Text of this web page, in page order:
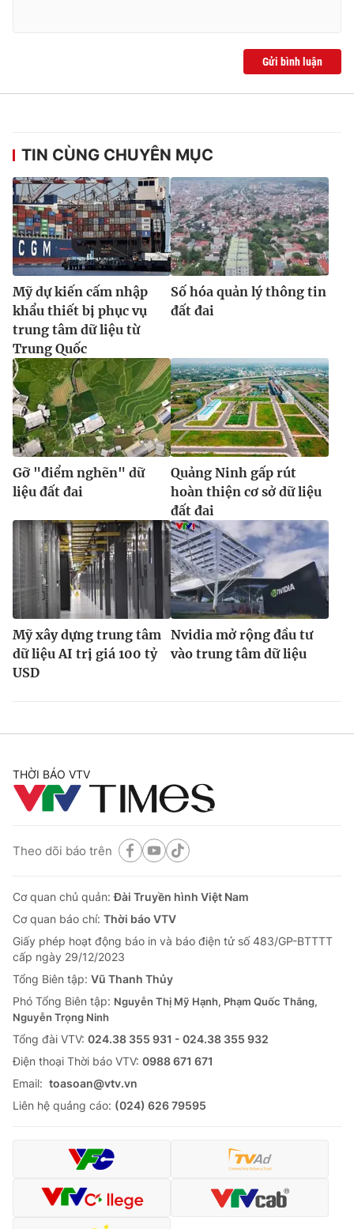
Gửi bình luận
TIN CÙNG CHUYÊN MỤC
Mỹ dự kiến cấm nhập
khẩu thiết bị phục vụ
trung tâm dữ liệu từ
Trung Quốc
Số hóa quản lý thông tin
đất đai
Gỡ "điểm nghẽn" dữ
liệu đất đai
Quảng Ninh gấp rút
hoàn thiện cơ sở dữ liệu
đất đai
Mỹ xây dựng trung tâm
dữ liệu AI trị giá 100 tỷ
USD
Nvidia mở rộng đầu tư
vào trung tâm dữ liệu
THỜI BÁO VTV
Theo dõi báo trên
Cơ quan chủ quản:Đài Truyền hình Việt Nam
Cơ quan báo chí: Thời báo VTV
Giấy phép hoạt động báo in và báo điện tử số 483/GP-BTTTT
cấp ngày 29/12/2023
Tổng Biên tập: Vũ Thanh Thủy
Phó Tổng Biên tập: Nguyễn Thị Mỹ Hạnh, Phạm Quốc Thắng,
Nguyễn Trọng Ninh
Tổng đài VTV: 024.38 355 931 - 024.38 355 932
Ðiện thoại Thời báo VTV: 0988 671 671
Email: toasoan@vtv.vn
Liên hệ quảng cáo: (024) 626 79595